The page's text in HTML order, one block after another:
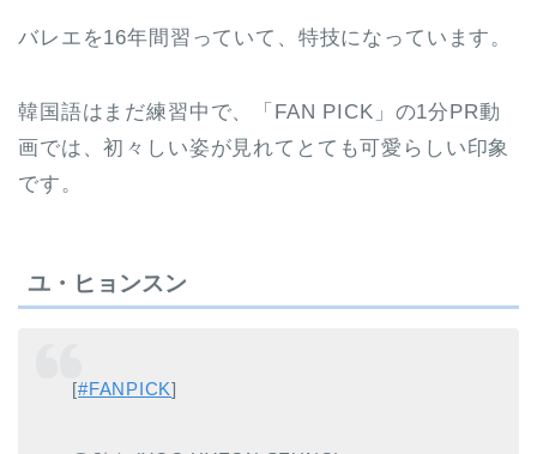
バレエを16年間習っていて、特技になっています。
韓国語はまだ練習中で、「FAN PICK」の1分PR動
画では、初々しい姿が見れてとても可愛らしい印象
です。
ユ・ヒョンスン
[#FANPICK]